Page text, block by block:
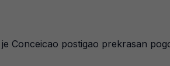
Conceicao postigao prekrasan